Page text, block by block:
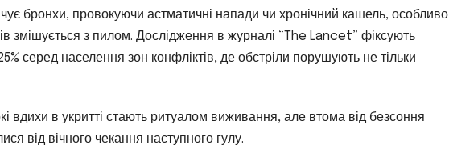
бронхи, провокуючи астматичні напади чи хронічний кашель, особливо
змішується з пилом. Дослідження в журналі “The Lancet” фіксують
серед населення зон конфліктів, де обстріли порушують не тільки
вдихи в укритті стають ритуалом виживання, але втома від безсоння
від вічного чекання наступного гулу.